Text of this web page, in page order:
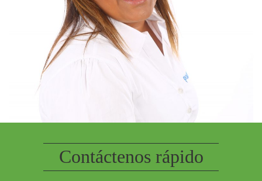
Contáctenos rápido